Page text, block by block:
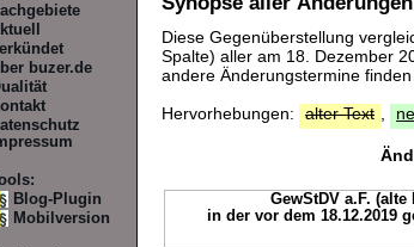
buzer.de
Blog-Plugin
Mobilversion
Diese Gegenüberstellung
Spalte) aller am 18. Dezember
andere Änderungstermine
Hervorhebungen:
alter Text
GewStDV a.F. (alte
in der vor dem 18.12.2019